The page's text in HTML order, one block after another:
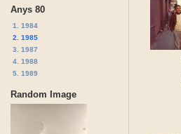
Anys 80
1. 1984
2. 1985
3. 1987
4. 1988
5. 1989
Random Image